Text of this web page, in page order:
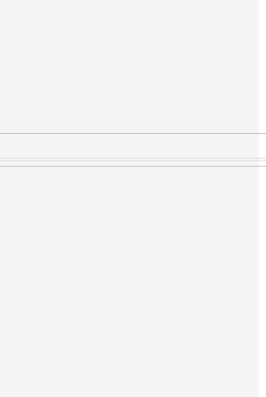
Azərbaycan
עִבְרִית